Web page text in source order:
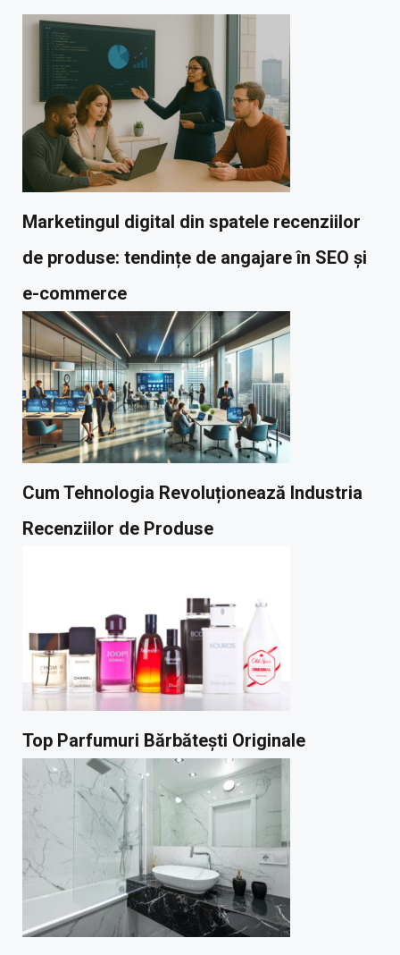
Marketingul digital din spatele recenziilor
de produse: tendințe de angajare în SEO și
e-commerce
Cum Tehnologia Revoluționează Industria
Recenziilor de Produse
Top Parfumuri Bărbătești Originale